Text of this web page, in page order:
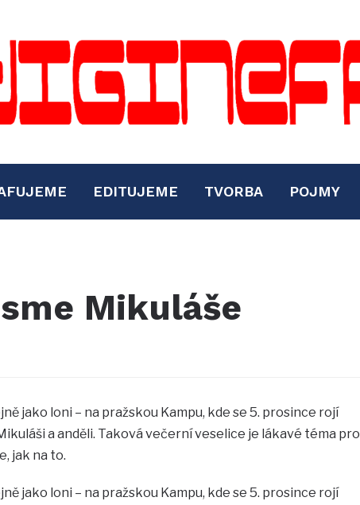
EDITUJEME TVORBA POJMY
Mikuláše
jako loni – na pražskou Kampu, kde se 5. prosince rojí
a anděli. Taková večerní veselice je lákavé téma pro
jak na to.
jako loni – na pražskou Kampu, kde se 5. prosince rojí